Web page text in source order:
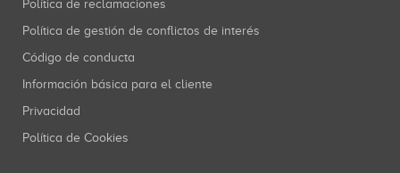
Política de reclamaciones
Política de gestión de conflictos de interés
Código de conducta
Información básica para el cliente
Privacidad
Política de Cookies